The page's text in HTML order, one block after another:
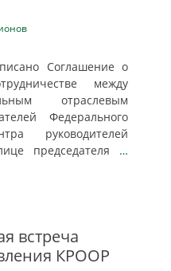
Соглашение о
между
отраслевым
Федерального
руководителей
председателя …
встреча
КРООР